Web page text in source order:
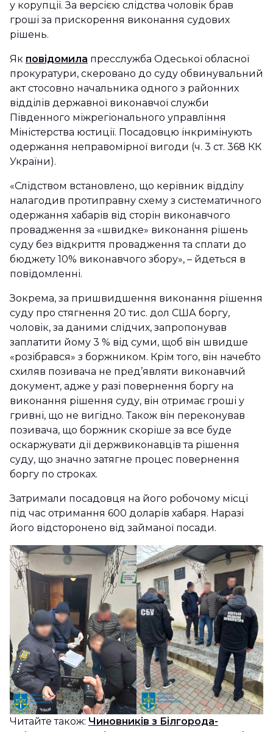
у корупції. За версією слідства чоловік брав
гроші за прискорення виконання судових
рішень.
Як повідомила пресслужба Одеської обласної
прокуратури, скеровано до суду обвинувальний
акт стосовно начальника одного з районних
відділів державної виконавчої служби
Південного міжрегіонального управління
Міністерства юстиції. Посадовцю інкримінують
одержання неправомірної вигоди (ч. 3 ст. 368 КК
України).
«Слідством встановлено, що керівник відділу
налагодив протиправну схему з систематичного
одержання хабарів від сторін виконавчого
провадження за «швидке» виконання рішень
суду без відкриття провадження та сплати до
бюджету 10% виконавчого збору», – йдеться в
повідомленні.
Зокрема, за пришвидшення виконання рішення
суду про стягнення 20 тис. дол США боргу,
чоловік, за даними слідчих, запропонував
заплатити йому 3 % від суми, щоб він швидше
«розібрався» з боржником. Крім того, він начебто
схиляв позивача не пред’являти виконавчий
документ, адже у разі повернення боргу на
виконання рішення суду, він отримає гроші у
гривні, що не вигідно. Також він переконував
позивача, що боржник скоріше за все буде
оскаржувати дії держвиконавців та рішення
суду, що значно затягне процес повернення
боргу по строках.
Затримали посадовця на його робочому місці
під час отримання 600 доларів хабаря. Наразі
його відсторонено від займаної посади.
Читайте також: Чиновників з Білгорода-